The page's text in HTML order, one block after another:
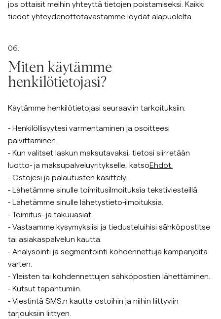
jos ottaisit meihin yhteyttä tietojen poistamiseksi. Kaikki
tiedot yhteydenottotavastamme löydät alapuolelta.
06.
Miten käytämme
henkilötietojasi?
Käytämme henkilötietojasi seuraaviin tarkoituksiin:
- Henkilöllisyytesi varmentaminen ja osoitteesi
päivittäminen.
- Kun valitset laskun maksutavaksi, tietosi siirretään
luotto- ja maksupalveluyritykselle, katsoEhdot.
- Ostojesi ja palautusten käsittely.
- Lähetämme sinulle toimitusilmoituksia tekstiviesteillä.
- Lähetämme sinulle lähetystieto-ilmoituksia.
- Toimitus- ja takuuasiat.
- Vastaamme kysymyksiisi ja tiedusteluihisi sähköpostitse
tai asiakaspalvelun kautta.
- Analysointi ja segmentointi kohdennettuja kampanjoita
varten.
- Yleisten tai kohdennettujen sähköpostien lähettäminen.
- Kutsut tapahtumiin.
- Viestintä SMS:n kautta ostoihin ja niihin liittyviin
tarjouksiin liittyen.